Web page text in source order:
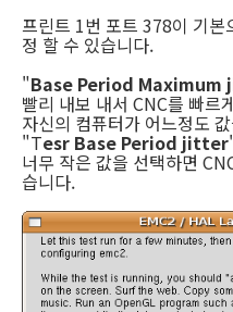
프린트 1번 포트 378이 기
정 할 수 있습니다.
"Base Period
빨리 내보 내서 CNC를 빠르
자신의 컴퓨터가 어느정도
"Tesr Base Period jitter
너무 작은 값을 선택하면
습니다.